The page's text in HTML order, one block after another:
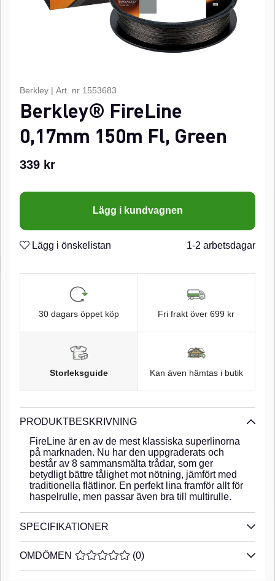
Berkley | Art. nr 1553683
Berkley® FireLine
0,17mm 150m Fl, Green
339 kr
Lägg i kundvagnen
Lägg i önskelistan 1-2 arbetsdagar
30 dagars öppet köp Fri frakt över 699 kr
Storleksguide Kan även hämtas i butik
PRODUKTBESKRIVNING
FireLine är en av de mest klassiska superlinorna
på marknaden. Nu har den uppgraderats och
består av 8 sammansmälta trådar, som ger
betydligt bättre tålighet mot nötning, jämfört med
traditionella flätlinor. En perfekt lina framför allt för
haspelrulle, men passar även bra till multirulle.
SPECIFIKATIONER
OMDÖMEN MEDELBETYG 0 AV 5 ANTAL BETYG 0
(0)